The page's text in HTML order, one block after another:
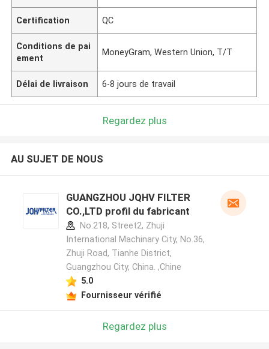
Certification QC
Conditions de pai
ement
MoneyGram, Western Union, T/T
Délai de livraison 6-8 jours de travail
Regardez plus
AU SUJET DE NOUS
GUANGZHOU JQHV FILTER
CO.,LTD profil du fabricant
No.218, Street2, Zhuji
International Machinary City, No.36,
Zhuji Road, Tianhe District,
Guangzhou City, China. ,Chine
5.0
Fournisseur vérifié
Regardez plus